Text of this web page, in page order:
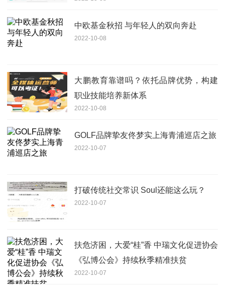
中欧基金秋招 与年轻人的双向奔赴
2022-10-08
大鹏教育靠谱吗？依托品牌优势，构建
职业技能培养新体系
2022-10-08
GOLF品牌挚友佟梦实上海青浦巡店之旅
2022-10-07
打破传统社交常识 Soul还能这么玩？
2022-10-07
扶危济困，大爱“桂”香 中瑞文化促进协会
《弘博公会》持续秋季精准扶贫
2022-10-07